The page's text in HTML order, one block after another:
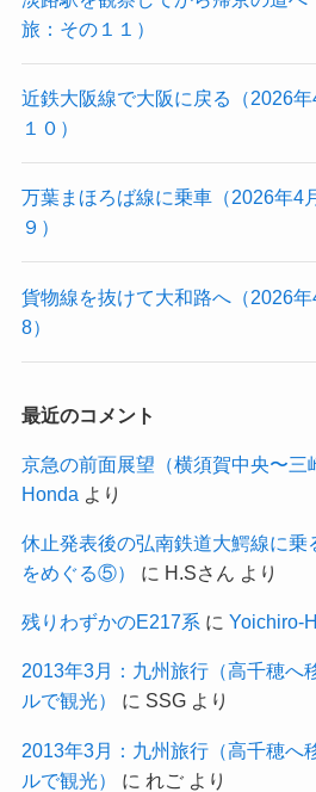
旅：その１１）
近鉄大阪線で大阪に戻る（2026
１０）
万葉まほろば線に乗車（2026年4
９）
貨物線を抜けて大和路へ（2026
8）
最近のコメント
京急の前面展望（横須賀中央〜三
Honda より
休止発表後の弘南鉄道大鰐線に乗
をめぐる⑤）
に H.Sさん より
残りわずかのE217系 に Yoichiro-
2013年3月：九州旅行（高千穂へ
ルで観光）
に SSGより
2013年3月：九州旅行（高千穂へ
ルで観光）
に れごより